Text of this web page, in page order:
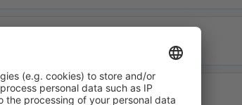
desdeMadrid, Madrid-Barajas (MAD)